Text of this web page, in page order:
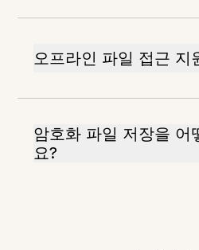
오프라인 파일 접근 지
암호화 파일 저장을 어
요?